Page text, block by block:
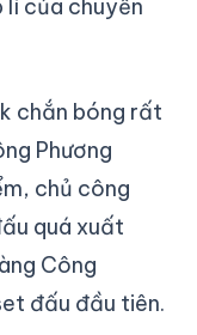
lí của chuyền
chắn bóng rất
Phương
chủ công
quá xuất
Công
đấu đầu tiên.